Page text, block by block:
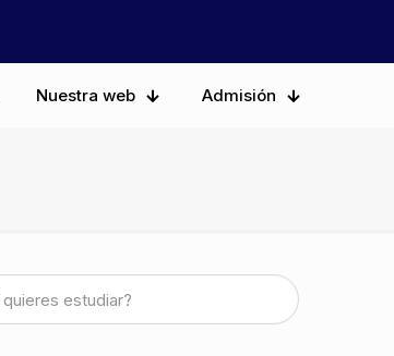
Nuestra web Admisión